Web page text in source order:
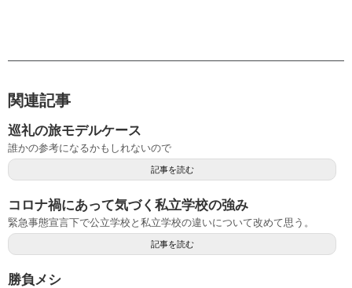
関連記事
巡礼の旅モデルケース
誰かの参考になるかもしれないので
記事を読む
コロナ禍にあって気づく私立学校の強み
緊急事態宣言下で公立学校と私立学校の違いについて改めて思う。
記事を読む
勝負メシ